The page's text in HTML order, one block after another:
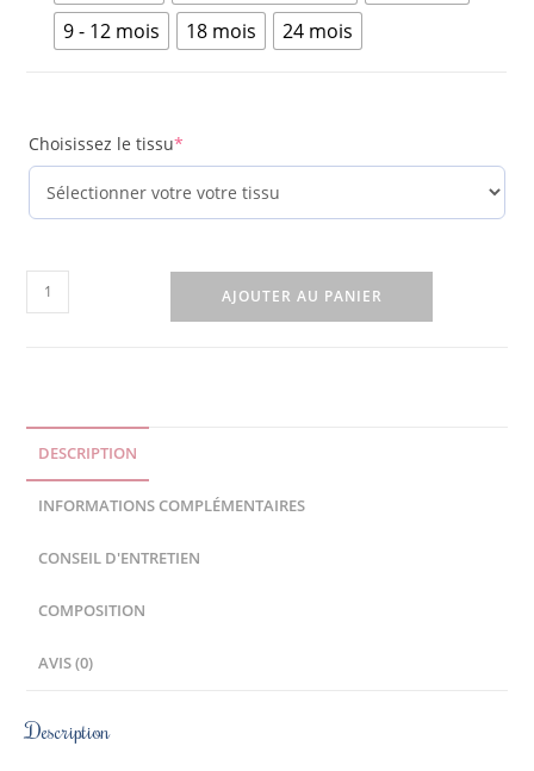
9 - 12 mois
18 mois 24 mois
Choisissez le tissu*
AJOUTER AU PANIER
DESCRIPTION
INFORMATIONS COMPLÉMENTAIRES
CONSEIL D'ENTRETIEN
COMPOSITION
AVIS (0)
Description